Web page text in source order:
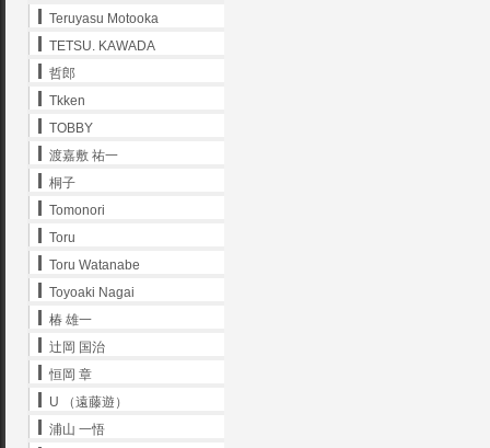
Teruyasu Motooka
TETSU. KAWADA
哲郎
Tkken
TOBBY
渡嘉敷 祐一
桐子
Tomonori
Toru
Toru Watanabe
Toyoaki Nagai
椿 雄一
辻岡 国治
恒岡 章
U （遠藤遊）
浦山 一悟